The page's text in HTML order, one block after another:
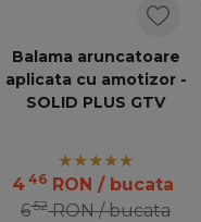
Balama aruncatoare
aplicata cu amotizor -
SOLID PLUS GTV
4 46 RON / bucata
652 RON / bucata